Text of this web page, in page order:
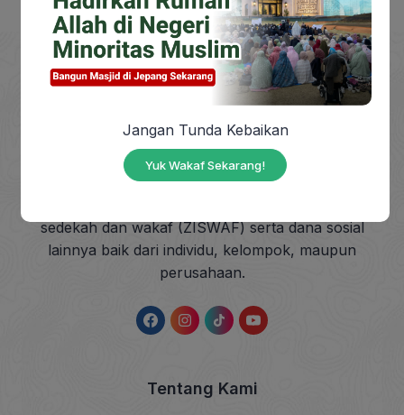
DOMPET DHUAFA adalah Lembaga Nirlaba milik
masyarakat, berdiri sejak tahun 1993, yang
berkhidmat mengangkat harkat sosial masyarakat
sedekah dan wakaf (ZISWAF) serta dana sosial
lainnya baik dari individu, kelompok, maupun
perusahaan.
Tentang Kami
Jangan Tunda Kebaikan
Yuk Wakaf Sekarang!